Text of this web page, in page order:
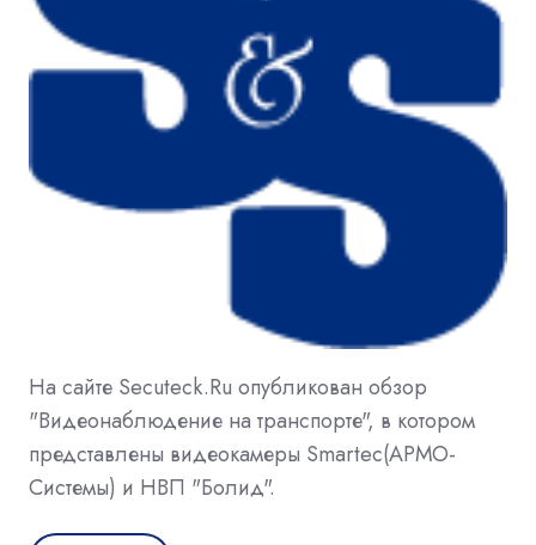
На сайте Secuteck.Ru опубликован обзор
"Видеонаблюдение на транспорте", в котором
представлены видеокамеры Smartec(АРМО-
Системы) и НВП "Болид".